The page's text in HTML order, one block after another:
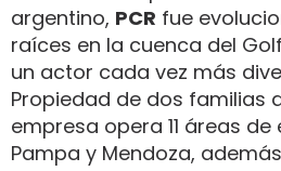
argentino, PCR fue
raíces en la cuenca del
un actor cada vez más
Propiedad de dos familias
empresa opera 11 áreas
Pampa y Mendoza,